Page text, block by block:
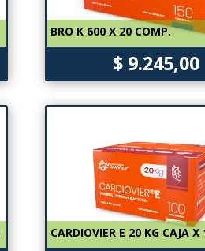
BRO K 600 X 20 COMP.
$ 9.245,00
CARDIOVIER E 20 KG CAJA X